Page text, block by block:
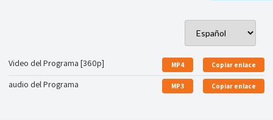
Video del Programa [360p] MP4 Copiar enlace
audio del Programa MP3 Copiar enlace